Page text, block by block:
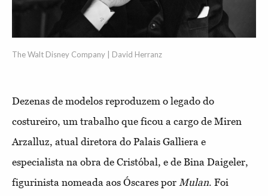
The Walt Disney Company | David Herranz
Dezenas de modelos reproduzem o legado do
costureiro, um trabalho que ficou a cargo de Miren
Arzalluz, atual diretora do Palais Galliera e
especialista na obra de Cristóbal, e de Bina Daigeler,
figurinista nomeada aos Óscares por Mulan. Foi